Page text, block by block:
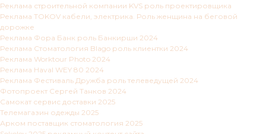
Реклама строительной компании KVS роль проектировщика
Реклама TOKOV кабели, электрика. Роль женщина на беговой
дорожке
Реклама Фора Банк роль Банкирши 2024
Реклама Стоматология Blago роль клиентки 2024
Реклама Worktour Photo 2024
Реклама Haval WEY 80 2024
Реклама Фестиваль Дружба роль телеведущей 2024
Фотопроект Сергей Танков 2024
Самокат сервис доставки 2025
Телемагазин одежды 2025
Арком поставщик стоматология 2025